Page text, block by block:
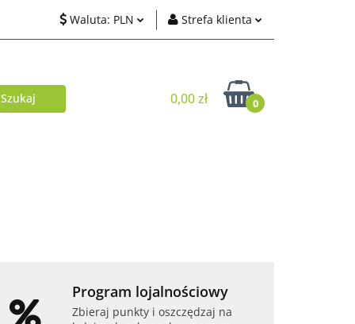
Waluta: PLN Strefa klienta
Zarejestruj się
Dodaj zgłoszenie
0,00 zł 0
Program lojalnościowy
Zbieraj punkty i oszczędzaj na